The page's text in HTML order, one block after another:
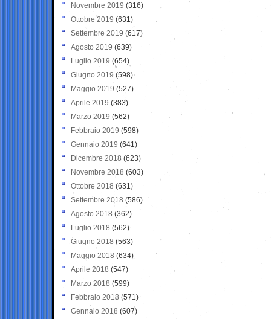
Novembre 2019 (316)
Ottobre 2019 (631)
Settembre 2019 (617)
Agosto 2019 (639)
Luglio 2019 (654)
Giugno 2019 (598)
Maggio 2019 (527)
Aprile 2019 (383)
Marzo 2019 (562)
Febbraio 2019 (598)
Gennaio 2019 (641)
Dicembre 2018 (623)
Novembre 2018 (603)
Ottobre 2018 (631)
Settembre 2018 (586)
Agosto 2018 (362)
Luglio 2018 (562)
Giugno 2018 (563)
Maggio 2018 (634)
Aprile 2018 (547)
Marzo 2018 (599)
Febbraio 2018 (571)
Gennaio 2018 (607)